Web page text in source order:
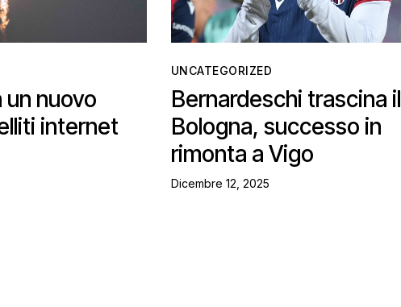
un nuovo
internet
UNCATEGORIZED
Bernardeschi trascina il
Bologna, successo in
rimonta a Vigo
Dicembre 12, 2025